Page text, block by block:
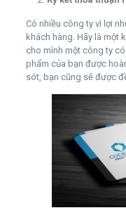
Có nhiều công ty vì lợi
khách hàng. Hãy là một
cho mình một công ty
phẩm của bạn được
sót, bạn cũng sẽ được